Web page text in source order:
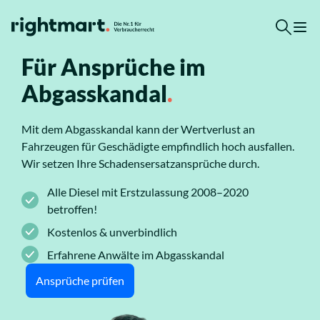
Top-Rechtsgebiete
Arbeitsrecht
Ausländerrecht
Verkehrsrecht
Sozialrecht
Insolvenzrecht
Für Ansprüche im
Abgasskandal.
Mit dem Abgasskandal kann der Wertverlust an
Fahrzeugen für Geschädigte empfindlich hoch ausfallen.
Wir setzen Ihre Schadensersatzansprüche durch.
Alle Diesel mit Erstzulassung 2008–2020
betroffen!
Kostenlos & unverbindlich
Erfahrene Anwälte im Abgasskandal
Ansprüche prüfen